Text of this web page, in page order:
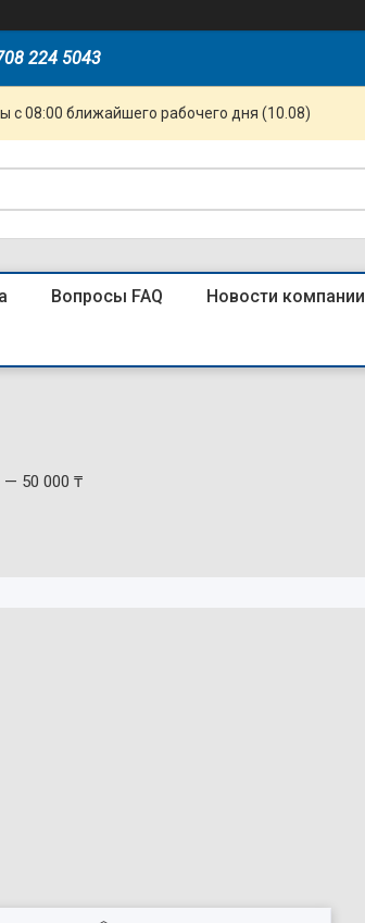
224 5043
с 08:00 ближайшего рабочего дня (10.08)
Вопросы FAQ Новости компании
3A 6кА х-ка C (R)4
— 50 000 ₸